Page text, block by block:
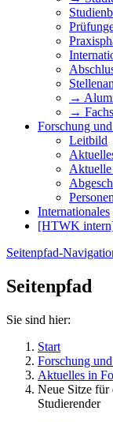
→
→
Forschung
Leitbild
Internationales
[HTWK
Seitenpfad-
Seitenpfad
Sie sind hier:
Start
Forschung
Aktuelles in
Neue Sitze
Studierender